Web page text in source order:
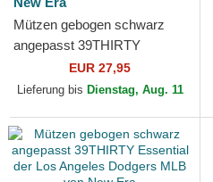
Mützen gebogen schwarz
angepasst 39THIRTY
Essential der Los Angeles
Dodgers MLB von New Era
EUR 27,95
Lieferung bis Dienstag, Aug. 11